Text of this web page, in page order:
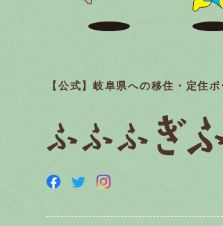
イベント情報
【公式】岐阜県への移住・定住